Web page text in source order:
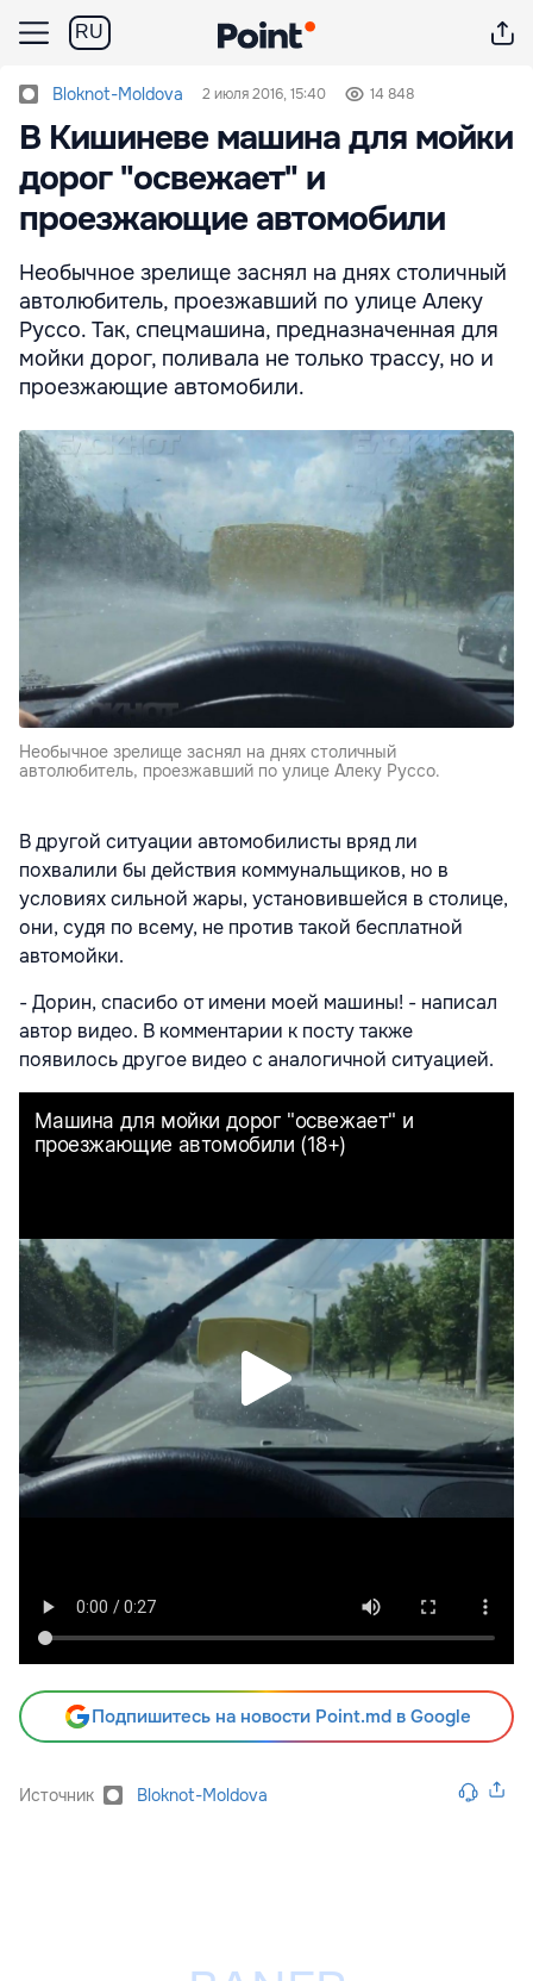
RU
Bloknot-Moldova 2 июля 2016, 15:40 14 848
В Кишиневе машина для мойки
дорог "освежает" и
проезжающие автомобили
Необычное зрелище заснял на днях столичный
автолюбитель, проезжавший по улице Алеку
Руссо. Так, спецмашина, предназначенная для
мойки дорог, поливала не только трассу, но и
проезжающие автомобили.
Необычное зрелище заснял на днях столичный
автолюбитель, проезжавший по улице Алеку Руссо.
В другой ситуации автомобилисты вряд ли
похвалили бы действия коммунальщиков, но в
условиях сильной жары, установившейся в столице,
они, судя по всему, не против такой бесплатной
автомойки.
- Дорин, спасибо от имени моей машины! - написал
автор видео. В комментарии к посту также
появилось другое видео с аналогичной ситуацией.
Подпишитесь на новости Point.md в Google
Источник Bloknot-Moldova